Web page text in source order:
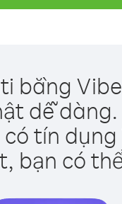
bằng
dễ dàng.
có tín
bạn có